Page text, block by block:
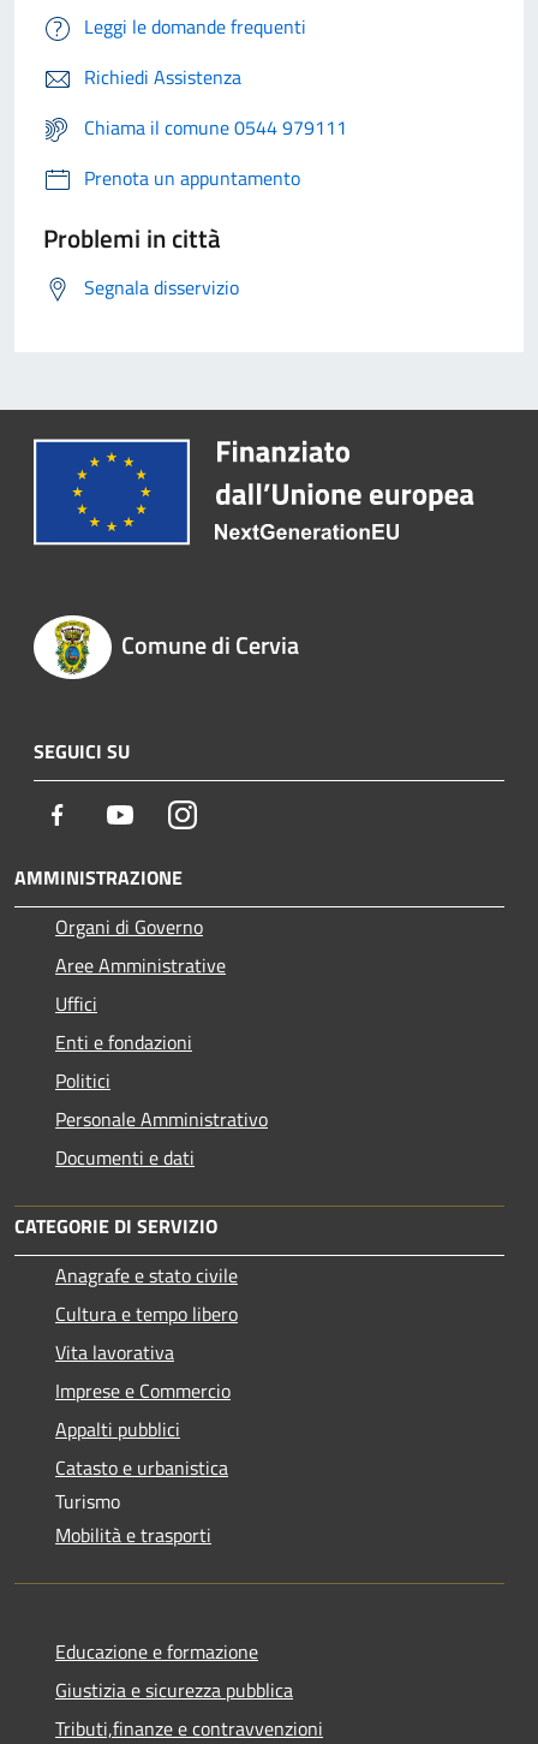
Leggi le domande frequenti
Richiedi Assistenza
Chiama il comune 0544 979111
Prenota un appuntamento
Problemi in città
Segnala disservizio
Comune di Cervia
SEGUICI SU
Facebook YoutubeInstagram
AMMINISTRAZIONE
Organi di Governo
Aree Amministrative
Uffici
Enti e fondazioni
Politici
Personale Amministrativo
Documenti e dati
CATEGORIE DI SERVIZIO
Anagrafe e stato civile
Cultura e tempo libero
Vita lavorativa
Imprese e Commercio
Appalti pubblici
Catasto e urbanistica
Turismo
Mobilità e trasporti
Educazione e formazione
Giustizia e sicurezza pubblica
Tributi,finanze e contravvenzioni